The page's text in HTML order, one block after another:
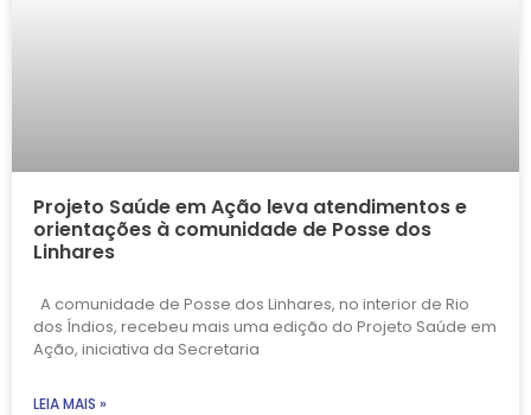
Projeto Saúde em Ação leva atendimentos e
orientações à comunidade de Posse dos
Linhares
A comunidade de Posse dos Linhares, no interior de Rio
dos Índios, recebeu mais uma edição do Projeto Saúde em
Ação, iniciativa da Secretaria
LEIA MAIS »